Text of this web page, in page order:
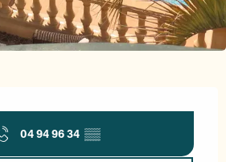
04 94 96 34 ▒▒